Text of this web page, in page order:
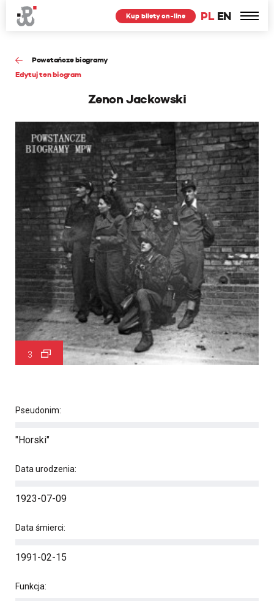
PL EN
Kup bilety on-line
Powstańcze biogramy
Edytuj ten biogram
Zenon Jackowski
3
Pseudonim:
"Horski"
Data urodzenia:
1923-07-09
Data śmierci:
1991-02-15
Funkcja: